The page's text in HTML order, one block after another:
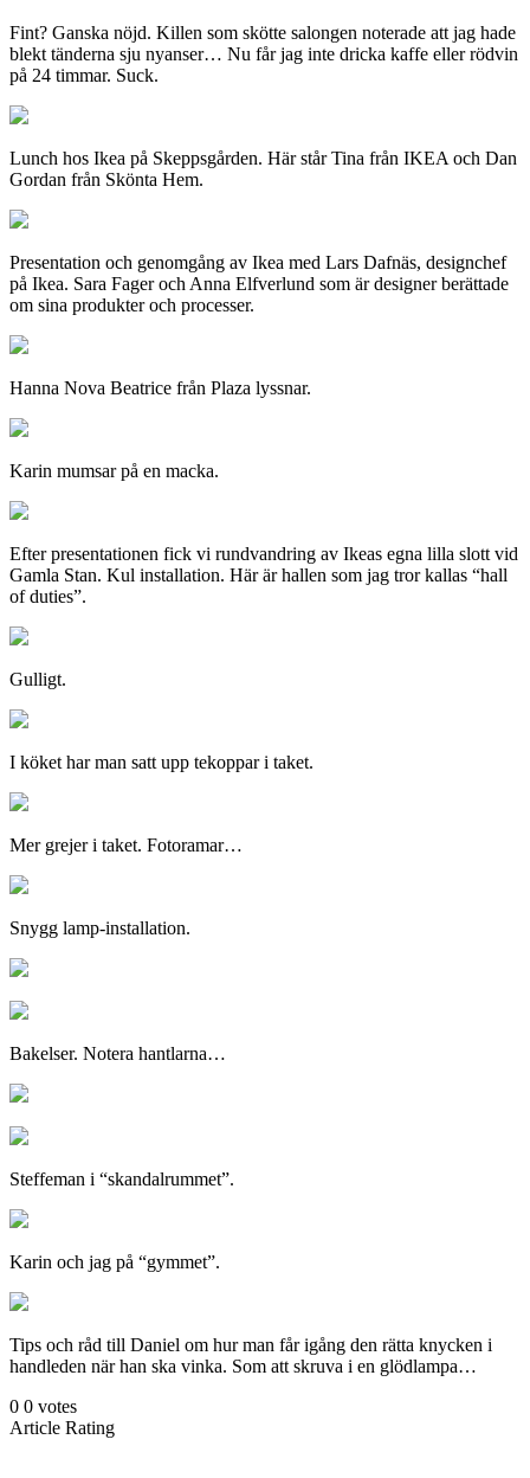
Fint? Ganska nöjd. Killen som skötte salongen noterade att jag hade
blekt tänderna sju nyanser… Nu får jag inte dricka kaffe eller rödvin
på 24 timmar. Suck.
Lunch hos Ikea på Skeppsgården. Här står Tina från IKEA och Dan
Gordan från Skönta Hem.
Presentation och genomgång av Ikea med Lars Dafnäs, designchef
på Ikea. Sara Fager och Anna Elfverlund som är designer berättade
om sina produkter och processer.
Hanna Nova Beatrice från Plaza lyssnar.
Karin mumsar på en macka.
Efter presentationen fick vi rundvandring av Ikeas egna lilla slott vid
Gamla Stan. Kul installation. Här är hallen som jag tror kallas “hall
of duties”.
Gulligt.
I köket har man satt upp tekoppar i taket.
Mer grejer i taket. Fotoramar…
Snygg lamp-installation.
Bakelser. Notera hantlarna…
Steffeman i “skandalrummet”.
Karin och jag på “gymmet”.
Tips och råd till Daniel om hur man får igång den rätta knycken i
handleden när han ska vinka. Som att skruva i en glödlampa…
0 0 votes
Article Rating